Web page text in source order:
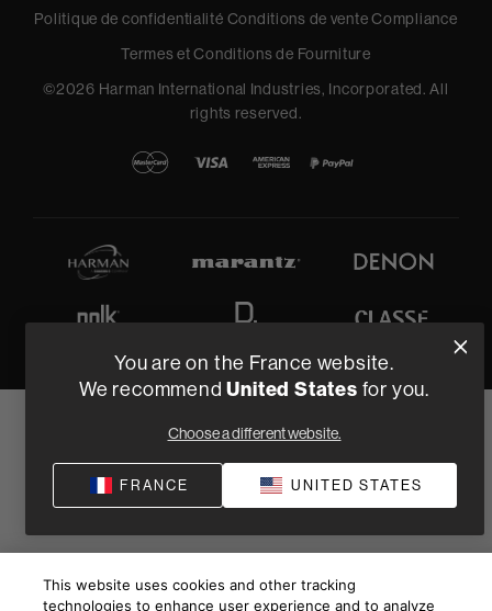
Politique de confidentialité Conditions de vente Compliance
Termes et Conditions de Fourniture
©2026 Harman International Industries, Incorporated. All
rights reserved.
You are on the France website.
We recommendUnited States for you.
Choose a different website.
FRANCE UNITED STATES
This website uses cookies and other tracking
technologies to enhance user experience and to analyze